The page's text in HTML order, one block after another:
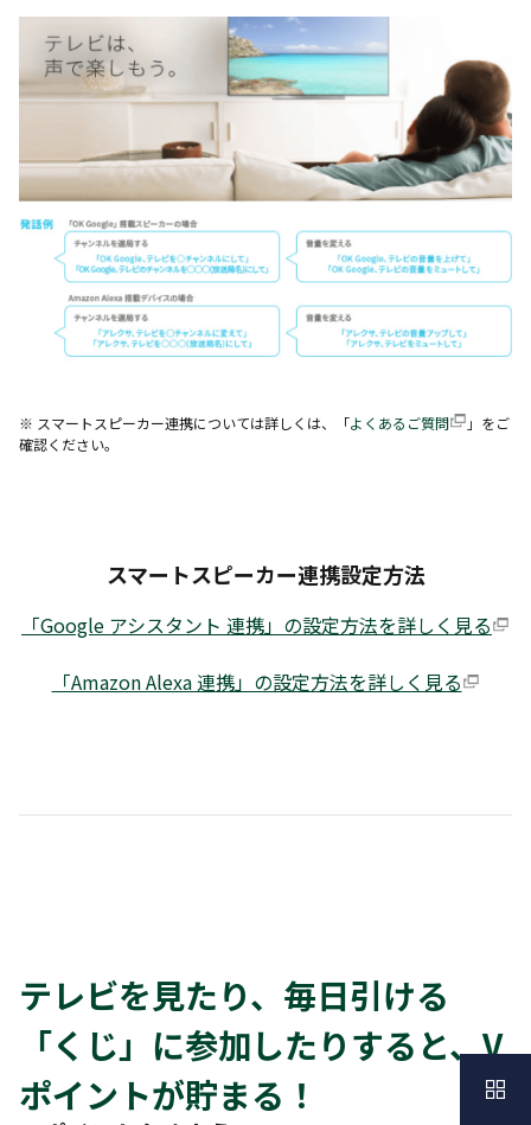
※ スマートスピーカー連携については詳しくは、「よくあるご質問
」をご
確認ください。
スマートスピーカー連携設定方法
「Google アシスタント 連携」の設定方法を詳しく見る
「Amazon Alexa 連携」の設定方法を詳しく見る
テレビを見たり、毎日引ける
「くじ」に参加したりすると、V
ポイントが貯まる！